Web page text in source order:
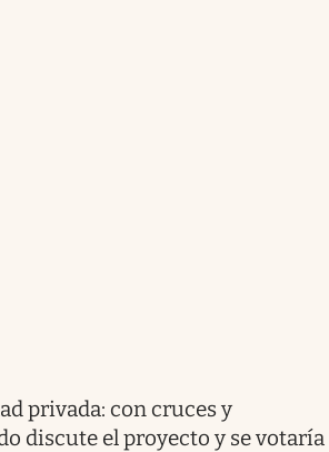
privada: con cruces y
discute el proyecto y se votaría